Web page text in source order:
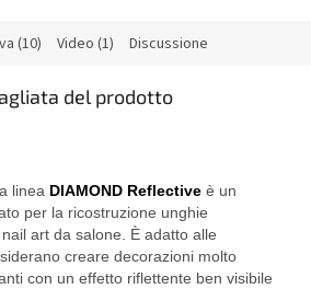
(10) Video (1) Discussione
del prodotto
linea DIAMOND Reflective è un
per la ricostruzione unghie
art da salone. È adatto alle
creare decorazioni molto
con un effetto riflettente ben visibile